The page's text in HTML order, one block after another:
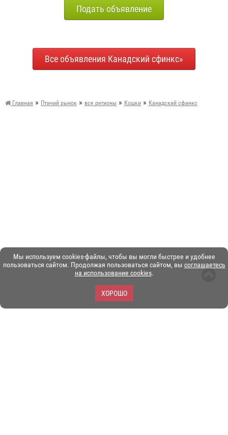
Мы используем cookies-файлы, чтобы вы могли быстрее и удобнее
пользоваться сайтом. Продолжая пользоваться сайтом, вы соглашаетесь
на использование cookies.
ХОРОШО
Подать объявление
Все объявления Канадский сфинкс»
Главная » Птичий рынок » все регионы » Кошки » Канадский сфинкс